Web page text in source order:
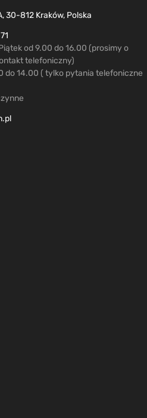
30-812 Kraków, Polska
od 9.00 do 16.00 (prosimy o
telefoniczny)
do 14.00 ( tylko pytania telefoniczne